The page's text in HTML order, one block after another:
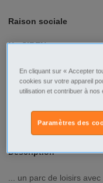
Raison sociale
No SIREN
Fonction
Type de contrat
Type d'emploi
Description
... un parc de loisirs
En cliquant sur « Accepter
cookies sur votre appareil
utilisation et contribuer à nos
Paramètres des